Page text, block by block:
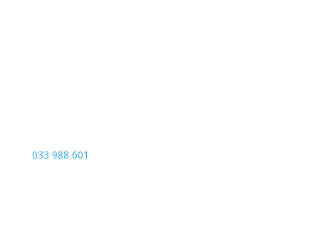
033 988 601